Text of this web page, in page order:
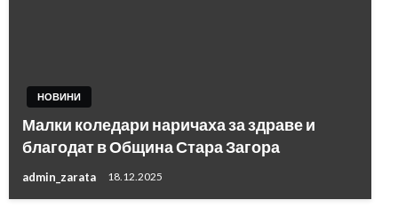
НОВИНИ
Малки коледари наричаха за здраве и
благодат в Община Стара Загора
admin_zarata 18.12.2025